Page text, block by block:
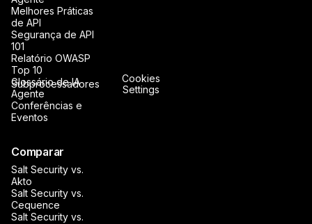
Melhores Práticas
de API
Segurança de API
101
Relatório OWASP
Top 10
Glossário de IA
Agente
Conferências e
Eventos
Comparar
Salt Security vs.
Akto
Salt Security vs.
Cequence
Salt Security vs.
Subprocessadores
Cookies
Settings